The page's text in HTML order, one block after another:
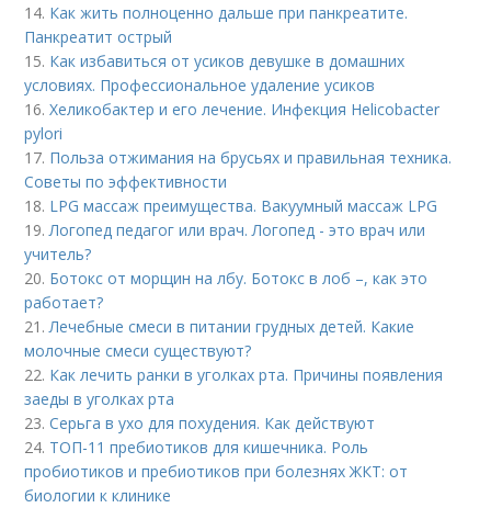
14. Как жить полноценно дальше при панкреатите.
Панкреатит острый
15. Как избавиться от усиков девушке в домашних
условиях. Профессиональное удаление усиков
16.Хеликобактер и его лечение. Инфекция Helicobacter
pylori
17. Польза отжимания на брусьях и правильная техника.
Советы по эффективности
18. LPG массаж преимущества. Вакуумный массаж LPG
19.Логопед педагог или врач. Логопед - это врач или
учитель?
20. Ботокс от морщин на лбу. Ботокс в лоб –, как это
работает?
21.Лечебные смеси в питании грудных детей. Какие
молочные смеси существуют?
22. Как лечить ранки в уголках рта. Причины появления
заеды в уголках рта
23.Серьга в ухо для похудения. Как действуют
24. ТОП-11 пребиотиков для кишечника. Роль
пробиотиков и пребиотиков при болезнях ЖКТ: от
биологии к клинике